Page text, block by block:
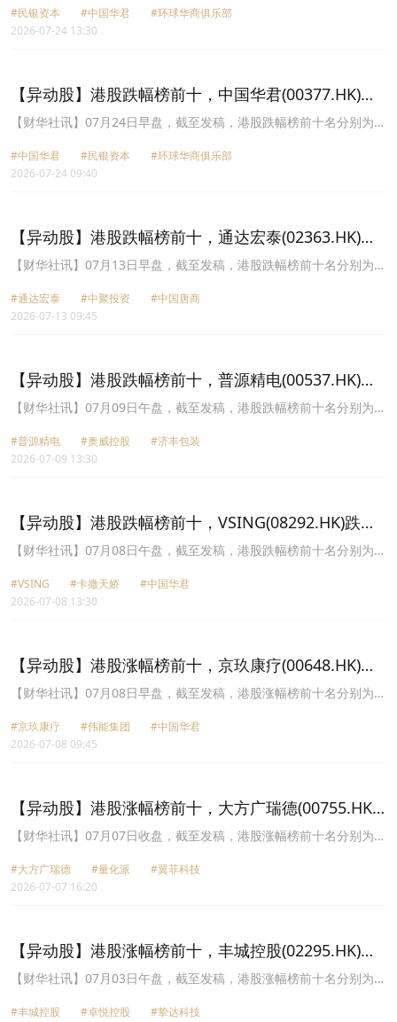
环球华商俱乐部(01757.HK)跌幅23.00%、中国恒有源集团
(08128.HK)跌幅19.35%、阿尔法企业(00948.HK)跌幅18.04%、小鱼
幅13.19%、澳门励骏(01680.HK)跌幅12.90%。
#民银资本 #中国华君
#环球华商俱乐部
2026-07-24 13:30
【异动股】港股跌幅榜前十，中国华君(00377.HK)跌
31.82%，民银资本(01141.HK)跌20.79%
【财华社讯】07月24日早盘，截至发稿，港股跌幅榜前十名分别为中
环球华商俱乐部(01757.HK)跌幅19.57%、科轩动力控股(00476.HK)
跌幅13.10%、桦欣控股(01657.HK)跌幅10.31%、小鱼盈通
(02685.HK)跌幅8.22%。
#中国华君 #民银资本
#环球华商俱乐部
2026-07-24 09:40
【异动股】港股跌幅榜前十，通达宏泰(02363.HK)跌
23.38%，中聚投资(01959.HK)跌20.25%
【财华社讯】07月13日早盘，截至发稿，港股跌幅榜前十名分别为通
中国唐商(00674.HK)跌幅18.92%、天宝集团(01979.HK)跌幅
16.00%、中国华君(00377.HK)跌幅15.27%、皓文控股(08019.HK)跌
B(09637.HK)跌幅11.11%。
#通达宏泰 #中聚投资
#中国唐商
2026-07-13 09:45
【异动股】港股跌幅榜前十，普源精电(00537.HK)跌
34.06%，奥威控股(01370.HK)跌26.40%
【财华社讯】07月09日午盘，截至发稿，港股跌幅榜前十名分别为普
济丰包装(01820.HK)跌幅19.85%、MINIMAX-W(00100.HK)跌幅
18.37%、汇思太平洋(08147.HK)跌幅16.39%、迈科管业(01553.HK)
国际(06163.HK)跌幅15.00%。
#普源精电 #奥威控股
#济丰包装
2026-07-09 13:30
【异动股】港股跌幅榜前十，VSING(08292.HK)跌
23.59%，卡撒天娇(02223.HK)跌18.29%
【财华社讯】07月08日午盘，截至发稿，港股跌幅榜前十名分别为
中国华君(00377.HK)跌幅16.47%、威高国际(01173.HK)跌幅
15.63%、埃斯顿(02715.HK)跌幅15.42%、汇思太平洋(08147.HK)跌
茶(06911.HK)跌幅12.59%。
#VSING #卡撒天娇
#中国华君
2026-07-08 13:30
【异动股】港股涨幅榜前十，京玖康疗(00648.HK)涨
+20.99%，伟能集团(01608.HK)涨+19.44%
【财华社讯】07月08日早盘，截至发稿，港股涨幅榜前十名分别为京
+19.44%、中国华君(00377.HK)涨幅+17.65%、雄岸科技(01647.HK)
涨幅+13.33%、挚达科技(02650.HK)涨幅+13.28%、翼菲科技
+12.50%、喜相逢集团(02473.HK)涨幅+12.50%。
#京玖康疗 #伟能集团
#中国华君
2026-07-08 09:45
【异动股】港股涨幅榜前十，大方广瑞德(00755.HK)
涨+64.53%，量化派(02685.HK)涨+55.65%
【财华社讯】07月07日收盘，截至发稿，港股涨幅榜前十名分别为大
+55.65%、翼菲科技(06871.HK)涨幅+52.03%、中国生物科技服务
(08037.HK)涨幅+34.09%、国家联合资源(00254.HK)涨幅+29.41%、
(00377.HK)涨幅+22.30%、VSING(08292.HK)涨幅+21.88%。
#大方广瑞德 #量化派
#翼菲科技
2026-07-07 16:20
【异动股】港股涨幅榜前十，丰城控股(02295.HK)涨
+134.21%，卓悦控股(00653.HK)涨+126.09%
【财华社讯】07月03日午盘，截至发稿，港股涨幅榜前十名分别为丰
+126.09%、挚达科技(02650.HK)涨幅+42.08%、金石资本集团
#丰城控股 #卓悦控股
#挚达科技